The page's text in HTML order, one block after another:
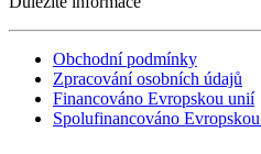
Obchodní podmínky
Zpracování osobních údajů
Financováno Evropskou unií
Spolufinancováno